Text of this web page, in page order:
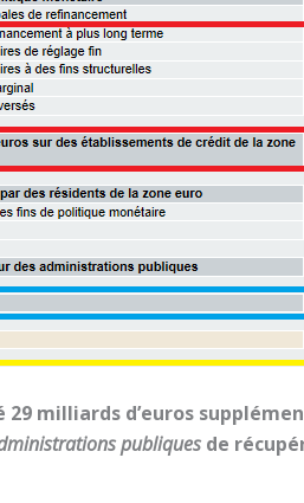
29 milliards d’euros
publiques de